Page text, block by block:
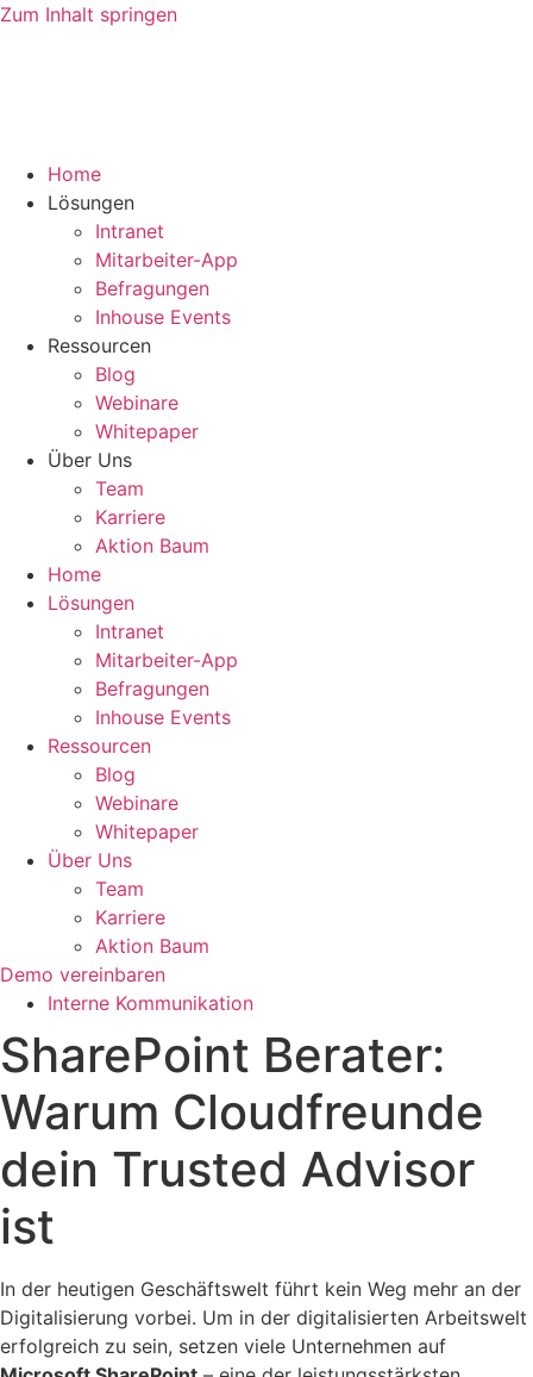
Zum Inhalt springen
Home
Lösungen
Intranet
Mitarbeiter-App
Befragungen
Inhouse Events
Ressourcen
Blog
Webinare
Whitepaper
Über Uns
Team
Karriere
Aktion Baum
Home
Lösungen
Intranet
Mitarbeiter-App
Befragungen
Inhouse Events
Ressourcen
Blog
Webinare
Whitepaper
Über Uns
Team
Karriere
Aktion Baum
Demo vereinbaren
Interne Kommunikation
SharePoint Berater:
Warum Cloudfreunde
dein Trusted Advisor
ist
In der heutigen Geschäftswelt führt kein Weg mehr an der
Digitalisierung vorbei. Um in der digitalisierten Arbeitswelt
erfolgreich zu sein, setzen viele Unternehmen auf